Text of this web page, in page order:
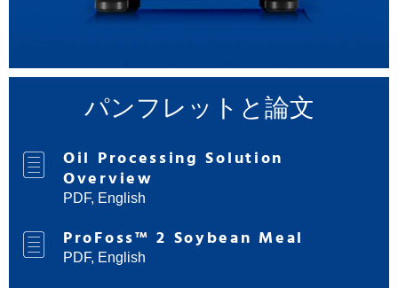
パンフレットと論文
Oil Processing Solution
Overview
PDF, English
ProFoss™ 2 Soybean Meal
PDF, English